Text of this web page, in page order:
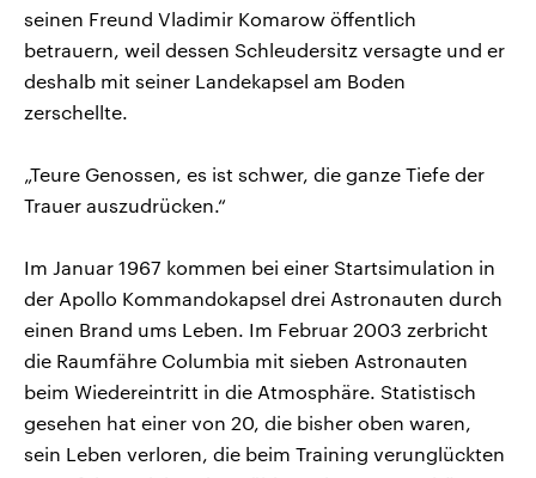
seinen Freund Vladimir Komarow öffentlich
betrauern, weil dessen Schleudersitz versagte und er
deshalb mit seiner Landekapsel am Boden
zerschellte.
„Teure Genossen, es ist schwer, die ganze Tiefe der
Trauer auszudrücken.“
Im Januar 1967 kommen bei einer Startsimulation in
der Apollo Kommandokapsel drei Astronauten durch
einen Brand ums Leben. Im Februar 2003 zerbricht
die Raumfähre Columbia mit sieben Astronauten
beim Wiedereintritt in die Atmosphäre. Statistisch
gesehen hat einer von 20, die bisher oben waren,
sein Leben verloren, die beim Training verunglückten